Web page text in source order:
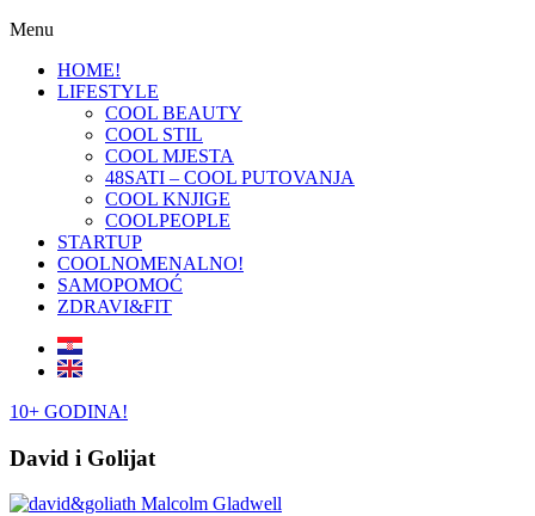
Menu
HOME!
LIFESTYLE
COOL BEAUTY
COOL STIL
COOL MJESTA
48SATI – COOL PUTOVANJA
COOL KNJIGE
COOLPEOPLE
STARTUP
COOLNOMENALNO!
SAMOPOMOĆ
ZDRAVI&FIT
10+ GODINA!
David i Golijat